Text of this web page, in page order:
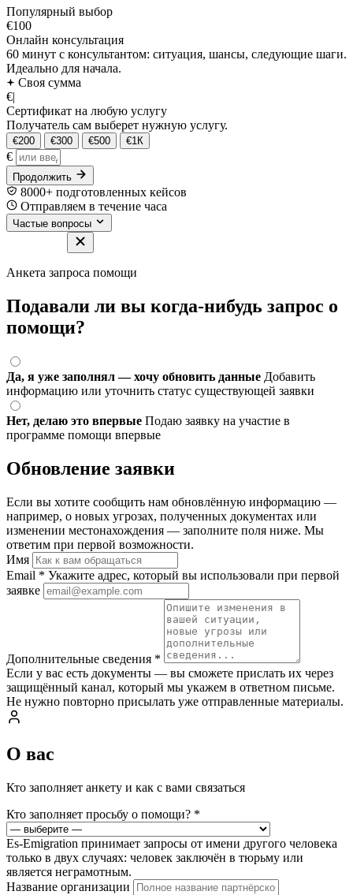
Популярный выбор
€100
Онлайн консультация
60 минут с консультантом: ситуация, шансы, следующие шаги.
Идеально для начала.
Своя сумма
€|
Сертификат на любую услугу
Получатель сам выберет нужную услугу.
€200 €300 €500 €1К
€
Продолжить
8000+ подготовленных кейсов
Отправляем в течение часа
Частые вопросы
Анкета запроса помощи
Подавали ли вы когда-нибудь запрос о
помощи?
Да, я уже заполнял — хочу обновить данные Добавить
информацию или уточнить статус существующей заявки
Нет, делаю это впервые Подаю заявку на участие в
программе помощи впервые
Обновление заявки
Если вы хотите сообщить нам обновлённую информацию —
например, о новых угрозах, полученных документах или
изменении местонахождения — заполните поля ниже. Мы
ответим при первой возможности.
Имя
Email * Укажите адрес, который вы использовали при первой
заявке
Дополнительные сведения *
Если у вас есть документы — вы сможете прислать их через
защищённый канал, который мы укажем в ответном письме.
Не нужно повторно присылать уже отправленные материалы.
О вас
Кто заполняет анкету и как с вами связаться
Кто заполняет просьбу о помощи? *
Es-Emigration принимает запросы от имени другого человека
только в двух случаях: человек заключён в тюрьму или
является неграмотным.
Название организации